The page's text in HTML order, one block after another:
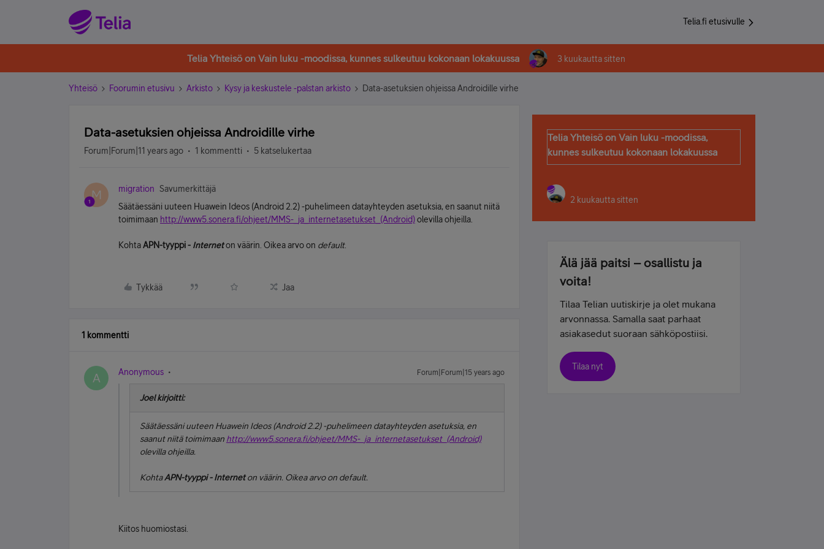
Telia.fi etusivulle
Telia Yhteisö on Vain luku -moodissa, kunnes sulkeutuu kokonaan lokakuussa 3 kuukautta sitten
Yhteisö Foorumin etusivu Arkisto Kysy ja keskustele -palstan arkisto Data-asetuksien ohjeissa Androidille virhe
Data-asetuksien ohjeissa Androidille virhe
Forum|Forum|11 years ago 1 kommentti 5 katselukertaa
M migration
Savumerkittäjä
Säätäessäni uuteen Huawein Ideos (Android 2.2) -puhelimeen datayhteyden asetuksia, en saanut niitä
toimimaan http://www5.sonera.fi/ohjeet/MMS-_ja_internetasetukset_(Android)olevilla ohjeilla.
KohtaAPN-tyyppi - Interneton väärin. Oikea arvo on default.
Tykkää Jaa
1 kommentti
A Anonymous Forum|Forum|15 years ago
Joel kirjoitti:
Säätäessäni uuteen Huawein Ideos (Android 2.2) -puhelimeen datayhteyden asetuksia, en
saanut niitä toimimaan http://www5.sonera.fi/ohjeet/MMS-_ja_internetasetukset_(Android)
olevilla ohjeilla.
KohtaAPN-tyyppi -Interneton väärin. Oikea arvo on default.
Kiitos huomiostasi.
Telia Yhteisö on Vain luku -moodissa,
kunnes sulkeutuu kokonaan lokakuussa
2 kuukautta sitten
Älä jää paitsi – osallistu ja
voita!
Tilaa Telian uutiskirje ja olet mukana
arvonnassa. Samalla saat parhaat
asiakasedut suoraan sähköpostiisi.
Tilaa nyt